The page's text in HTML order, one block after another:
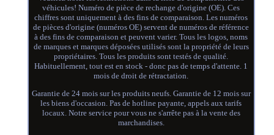
véhicules! Numéro de pièce de rechange d'origine (OE). Ces
chiffres sont uniquement à des fins de comparaison. Les numéros
de pièces d'origine (numéros OE) servent de numéros de référence
à des fins de comparaison et peuvent varier. Tous les logos, noms
de marques et marques déposées utilisés sont la propriété de leurs
propriétaires. Tous les produits sont testés de qualité.
Habituellement, tout est en stock - donc pas de temps d'attente. 1
mois de droit de rétractation.
Garantie de 24 mois sur les produits neufs. Garantie de 12 mois sur
les biens d'occasion. Pas de hotline payante, appels aux tarifs
locaux. Notre service pour vous ne s'arrête pas à la vente des
marchandises.